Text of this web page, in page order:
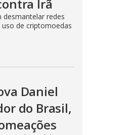
Irã
redes
de criptomoedas
Daniel
do Brasil,